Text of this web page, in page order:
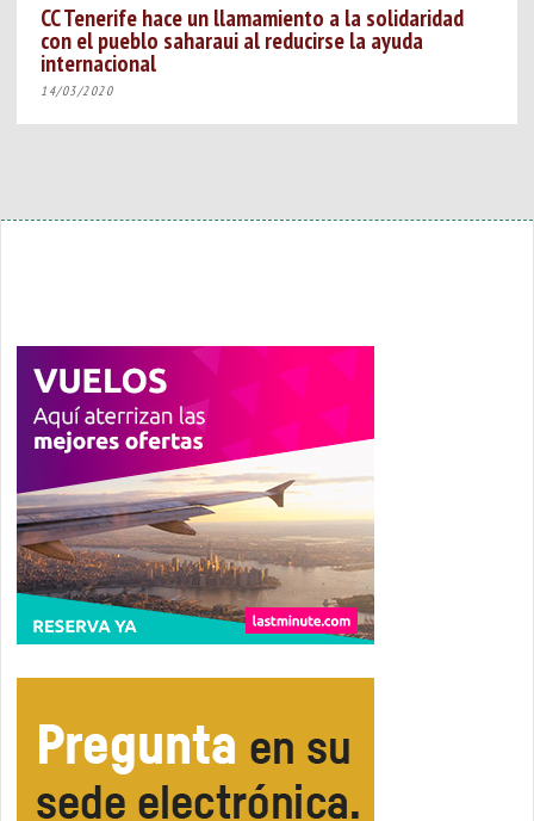
CC Tenerife hace un llamamiento a la solidaridad
con el pueblo saharaui al reducirse la ayuda
internacional
14/03/2020